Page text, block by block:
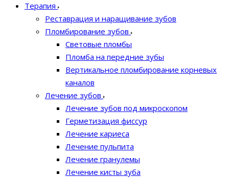
Терапия
Реставрация и наращивание зубов
Пломбирование зубов
Световые пломбы
Пломба на передние зубы
Вертикальное пломбирование корневых
каналов
Лечение зубов
Лечение зубов под микроскопом
Герметизация фиссур
Лечение кариеса
Лечение пульпита
Лечение гранулемы
Лечение кисты зуба